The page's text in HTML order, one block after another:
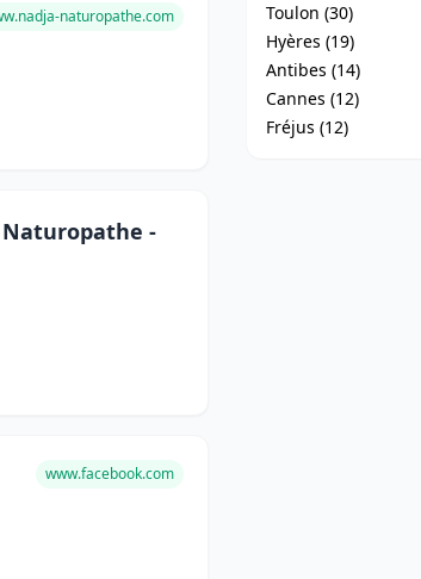
naturopathe.com
-
www.facebook.com
Toulon (30)
Hyères (19)
Antibes (14)
Cannes (12)
Fréjus (12)